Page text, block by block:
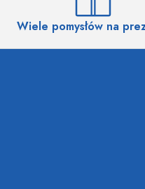
Wiele pomysłów na